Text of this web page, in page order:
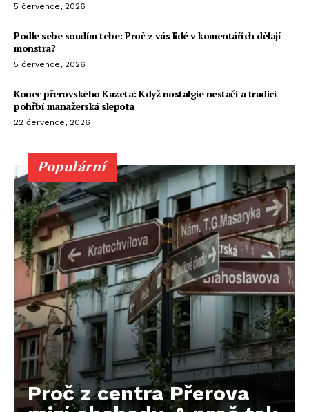
5 července, 2026
Podle sebe soudím tebe: Proč z vás lidé v komentářích dělají
monstra?
5 července, 2026
Konec přerovského Kazeta: Když nostalgie nestačí a tradici
pohřbí manažerská slepota
22 července, 2026
Populární
Proč z centra Přerova